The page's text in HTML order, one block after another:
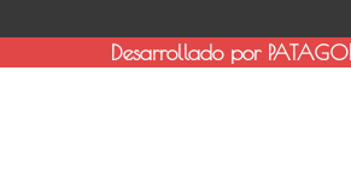
Desarrollado por